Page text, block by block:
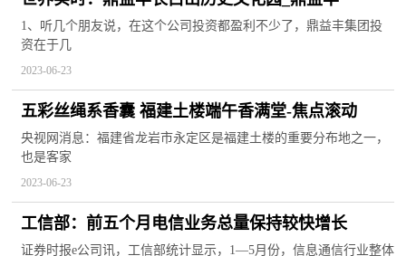
1、听几个朋友说，在这个公司投资都盈利不少了，鼎益丰集团投
资在于几
2023-06-23
五彩丝绳系香囊 福建土楼端午香满堂-焦点滚动
央视网消息：福建省龙岩市永定区是福建土楼的重要分布地之一，
也是客家
2023-06-23
工信部：前五个月电信业务总量保持较快增长
证券时报e公司讯，工信部统计显示，1—5月份，信息通信行业整体